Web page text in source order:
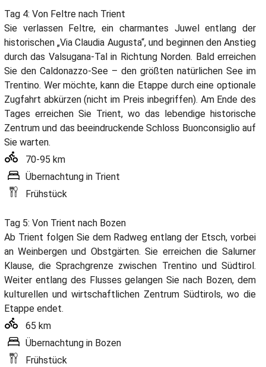
Tag 4: Von Feltre nach Trient
Sie verlassen Feltre, ein charmantes Juwel entlang der
historischen „Via Claudia Augusta“, und beginnen den Anstieg
durch das Valsugana-Tal in Richtung Norden. Bald erreichen
Sie den Caldonazzo-See – den größten natürlichen See im
Trentino. Wer möchte, kann die Etappe durch eine optionale
Zugfahrt abkürzen (nicht im Preis inbegriffen). Am Ende des
Tages erreichen Sie Trient, wo das lebendige historische
Zentrum und das beeindruckende Schloss Buonconsiglio auf
Sie warten.
70-95 km
Übernachtung in Trient
Frühstück
Tag 5: Von Trient nach Bozen
Ab Trient folgen Sie dem Radweg entlang der Etsch, vorbei
an Weinbergen und Obstgärten. Sie erreichen die Salurner
Klause, die Sprachgrenze zwischen Trentino und Südtirol.
Weiter entlang des Flusses gelangen Sie nach Bozen, dem
kulturellen und wirtschaftlichen Zentrum Südtirols, wo die
Etappe endet.
65 km
Übernachtung in Bozen
Frühstück